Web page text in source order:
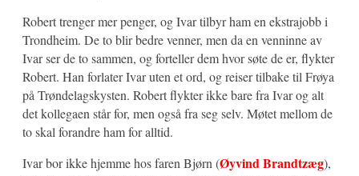
Robert trenger mer penger, og Ivar tilbyr ham en ekstrajobb i
Trondheim. De to blir bedre venner, men da en venninne av
Ivar ser de to sammen, og forteller dem hvor søte de er, flykter
Robert. Han forlater Ivar uten et ord, og reiser tilbake til Frøya
på Trøndelagskysten. Robert flykter ikke bare fra Ivar og alt
det kollegaen står for, men også fra seg selv. Møtet mellom de
to skal forandre ham for alltid.
Ivar bor ikke hjemme hos faren Bjørn (Øyvind Brandtzæg),